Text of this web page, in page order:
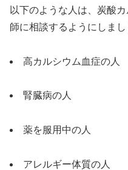
以下のような人は、炭酸
師に相談するようにしまし
高カルシウム血症の人
腎臓病の人
薬を服用中の人
アレルギー体質の人